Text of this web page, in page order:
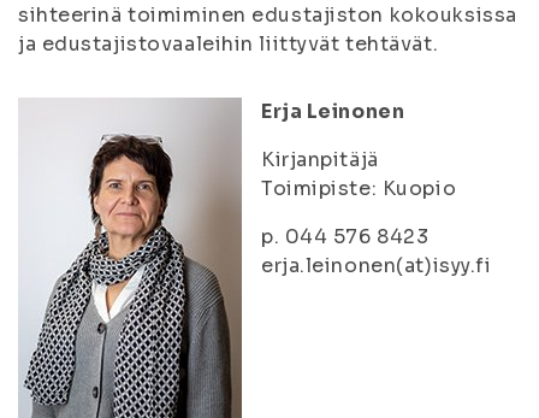
sihteerinä toimiminen edustajiston kokouksissa
ja edustajistovaaleihin liittyvät tehtävät.
Erja Leinonen
Kirjanpitäjä
Toimipiste: Kuopio
p. 044 576 8423
erja.leinonen(at)isyy.fi